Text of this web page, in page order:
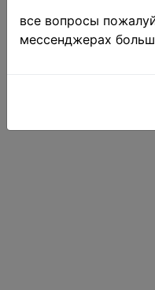
все вопросы
мессенджерах